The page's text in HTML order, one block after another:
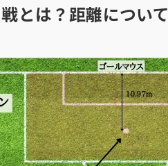
とは？距離について